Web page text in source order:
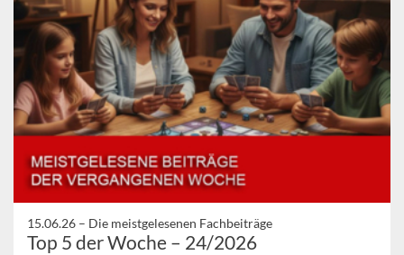
15.06.26 – Die meistgelesenen Fachbeiträge
Top 5 der Woche – 24/2026